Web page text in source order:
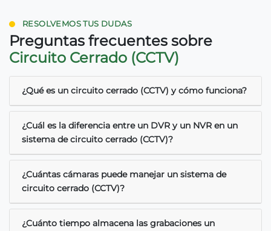
RESOLVEMOS TUS DUDAS
Preguntas frecuentes sobre
Circuito Cerrado (CCTV)
¿Qué es un circuito cerrado (CCTV) y cómo funciona?
¿Cuál es la diferencia entre un DVR y un NVR en un
sistema de circuito cerrado (CCTV)?
¿Cuántas cámaras puede manejar un sistema de
circuito cerrado (CCTV)?
¿Cuánto tiempo almacena las grabaciones un